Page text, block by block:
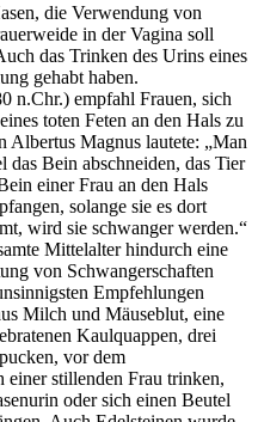
die Verwendung von
in der Vagina soll
das Trinken des Urins eines
gehabt haben.
n.Chr.) empfahl Frauen, sich
toten Feten an den Hals zu
Albertus Magnus lautete: „Man
das Bein abschneiden, das Tier
einer Frau an den Hals
solange sie es dort
wird sie schwanger werden.“
Mittelalter hindurch eine
von Schwangerschaften
Empfehlungen
Milch und Mäuseblut, eine
Kaulquappen, drei
vor dem
stillenden Frau trinken,
oder sich einen Beutel